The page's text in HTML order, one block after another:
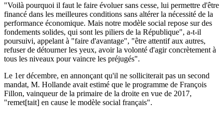
"Voilà pourquoi il faut le faire évoluer sans cesse, lui permettre d'être
financé dans les meilleures conditions sans altérer la nécessité de la
performance économique. Mais notre modèle social repose sur des
fondements solides, qui sont les piliers de la République", a-t-il
poursuivi, appelant à "faire d'avantage", "être attentif aux autres,
refuser de détourner les yeux, avoir la volonté d'agir concrètement à
tous les niveaux pour vaincre les préjugés".
Le 1er décembre, en annonçant qu'il ne solliciterait pas un second
mandat, M. Hollande avait estimé que le programme de François
Fillon, vainqueur de la primaire de la droite en vue de 2017,
"remet[tait] en cause le modèle social français".